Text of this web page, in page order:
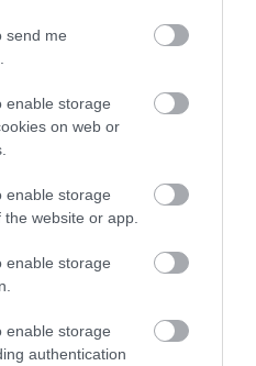
send me
enable storage
on web or
enable storage
website or app.
enable storage
enable storage
authentication